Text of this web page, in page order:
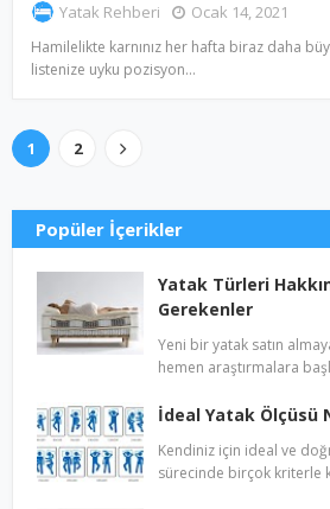
Yatak Rehberi Ocak 14, 2021
Hamilelikte karnınız her hafta biraz daha
listenize uyku pozisyon…
1 2
Popüler İçerikler
Yatak Türleri
Gerekenler
Yeni bir yatak satın
hemen araştırmalara
İdeal Yatak Ölçüsü
Kendiniz için ideal ve
sürecinde birçok kriterle